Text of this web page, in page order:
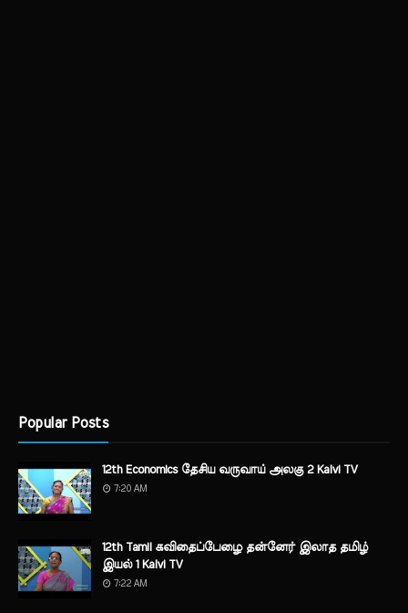
Popular Posts
12th Economics தேசிய வருவாய் அலகு 2 Kalvi TV
7:20 AM
12th Tamil கவிதைப்பேழை தன்னேர் இலாத தமிழ்
இயல் 1 Kalvi TV
7:22 AM